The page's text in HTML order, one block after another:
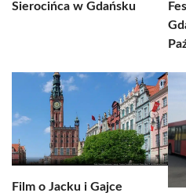
Sierocińca w Gdańsku
Film o Jacku i Gajce